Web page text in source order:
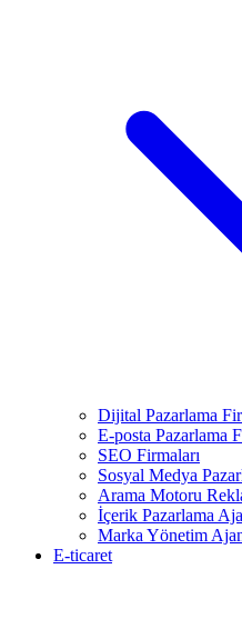
Dijital Pazarlama
E-posta Pazarlama
SEO Firmaları
Sosyal Medya
Arama Motoru
İçerik Pazarlama
Marka Yönetim
E-ticaret